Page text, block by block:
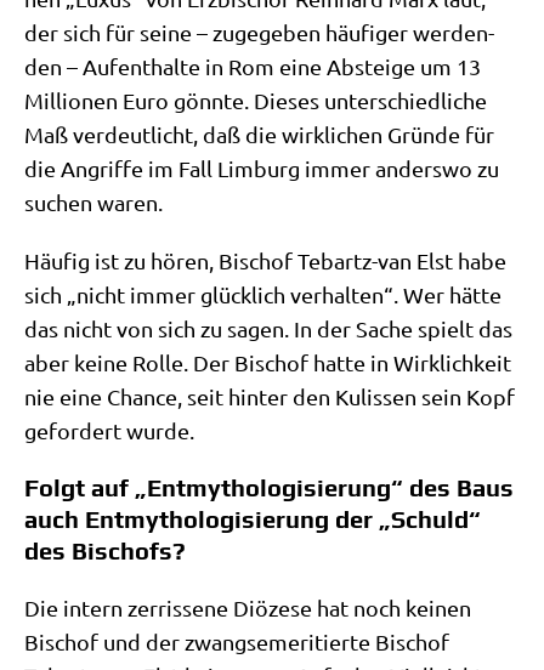
der sich für sei­ne – zuge­ge­ben häu­fi­ger wer­den­
den – Auf­ent­hal­te in Rom eine Abstei­ge um 13
Mil­lio­nen Euro gönn­te. Die­ses unter­schied­li­che
Maß ver­deut­licht, daß die wirk­li­chen Grün­de für
die Angrif­fe im Fall Lim­burg immer anders­wo zu
suchen waren.
Häu­fig ist zu hören, Bischof Tebartz-van Elst habe
sich „nicht immer glück­lich ver­hal­ten“. Wer hät­te
das nicht von sich zu sagen. In der Sache spielt das
aber kei­ne Rol­le. Der Bischof hat­te in Wirk­lich­keit
nie eine Chan­ce, seit hin­ter den Kulis­sen sein Kopf
gefor­dert wurde.
Folgt auf „Entmythologisierung“ des Baus
auch Entmythologisierung der „Schuld“
des Bischofs?
Die intern zer­ris­se­ne Diö­ze­se hat noch kei­nen
Bischof und der zwangs­eme­ri­tier­te Bischof